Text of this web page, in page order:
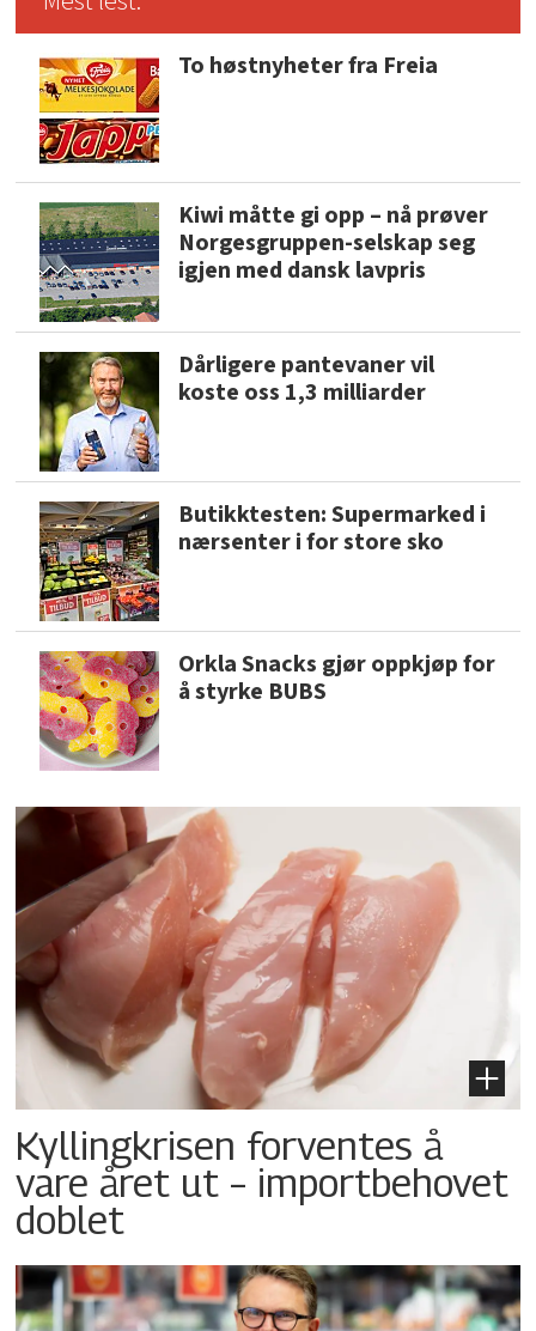
To høstnyheter fra Freia
Kiwi måtte gi opp – nå prøver
Norgesgruppen-selskap seg
igjen med dansk lavpris
Dårligere pantevaner vil
koste oss 1,3 milliarder
Butikktesten: Supermarked i
nærsenter i for store sko
Orkla Snacks gjør oppkjøp for
å styrke BUBS
Kyllingkrisen forventes å
vare året ut – importbehovet
doblet